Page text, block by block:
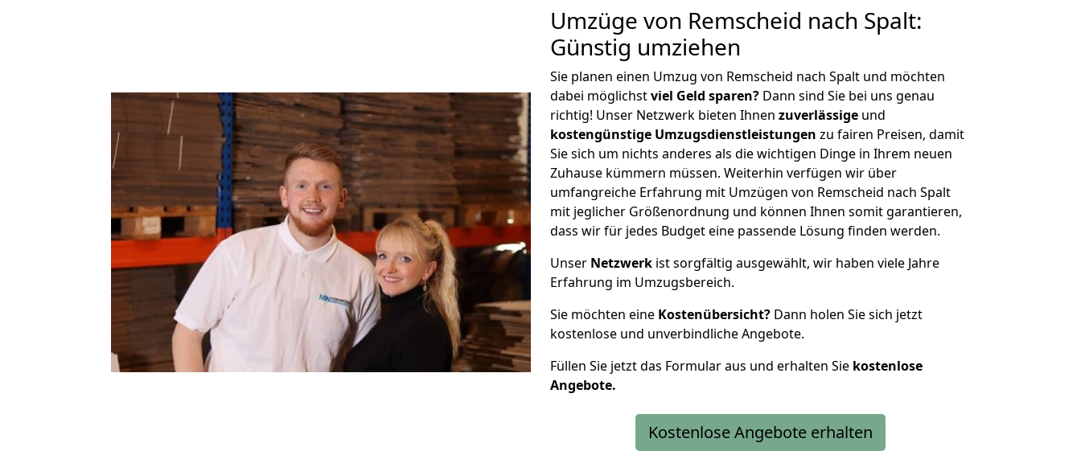
Umzüge von Remscheid nach Spalt:
Günstig umziehen
Sie planen einen Umzug von Remscheid nach Spalt und möchten
dabei möglichstviel Geld sparen? Dann sind Sie bei uns genau
richtig! Unser Netzwerk bieten Ihnen zuverlässige und
kostengünstige Umzugsdienstleistungen zu fairen Preisen, damit
Sie sich um nichts anderes als die wichtigen Dinge in Ihrem neuen
Zuhause kümmern müssen. Weiterhin verfügen wir über
umfangreiche Erfahrung mit Umzügen von Remscheid nach Spalt
mit jeglicher Größenordnung und können Ihnen somit garantieren,
dass wir für jedes Budget eine passende Lösung finden werden.
Unser Netzwerk ist sorgfältig ausgewählt, wir haben viele Jahre
Erfahrung im Umzugsbereich.
Sie möchten eine Kostenübersicht? Dann holen Sie sich jetzt
kostenlose und unverbindliche Angebote.
Füllen Sie jetzt das Formular aus und erhalten Sie kostenlose
Angebote.
Kostenlose Angebote erhalten